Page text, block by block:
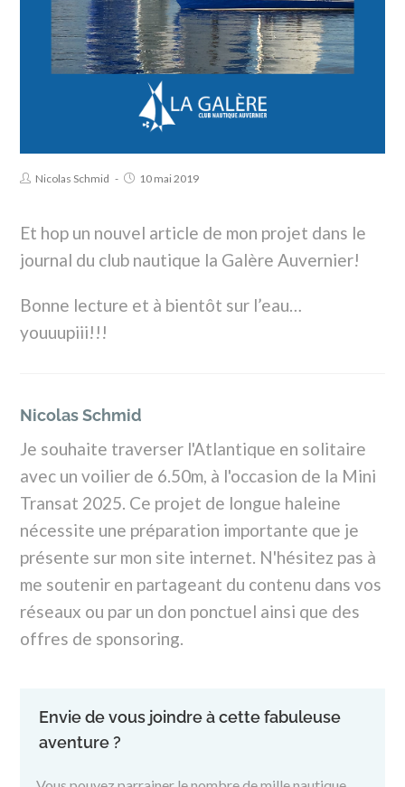
Nicolas Schmid 10 mai 2019
Et hop un nouvel article de mon projet dans le
journal du club nautique la Galère Auvernier!
Bonne lecture et à bientôt sur l’eau…
youuupiii!!!
Nicolas Schmid
Je souhaite traverser l'Atlantique en solitaire
avec un voilier de 6.50m, à l'occasion de la Mini
Transat 2025. Ce projet de longue haleine
nécessite une préparation importante que je
présente sur mon site internet. N'hésitez pas à
me soutenir en partageant du contenu dans vos
réseaux ou par un don ponctuel ainsi que des
offres de sponsoring.
Envie de vous joindre à cette fabuleuse
aventure ?